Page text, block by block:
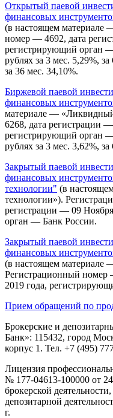
Открытый паевой
финансовых
(в настоящем
номер — 4692, дата
регистрирующий орган —
рублях за 3 мес. 5,29%,
за 36 мес. 34,10%.
Биржевой паевой
финансовых
материале —
6268, дата регистрации
регистрирующий орган —
рублях за 3 мес. 3,62%,
Закрытый паевой
финансовых
технологии" (в
технологии»).
регистрации — 09
орган — Банк России.
Закрытый паевой
финансовых
(в настоящем материале
Регистрационный
2019 года,
Прием обращений по
Брокерские и
Банк»: 115432, город
корпус 1. Тел. +7 (495)
Лицензия
№ 177-04613-100000 от
брокерской
депозитарной
г.